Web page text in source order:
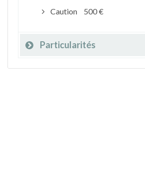
Caution 500 €
Particularités